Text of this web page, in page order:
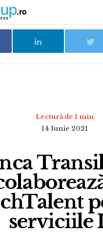
Lectură de 1 min
14 Iunie 2021
serviciile